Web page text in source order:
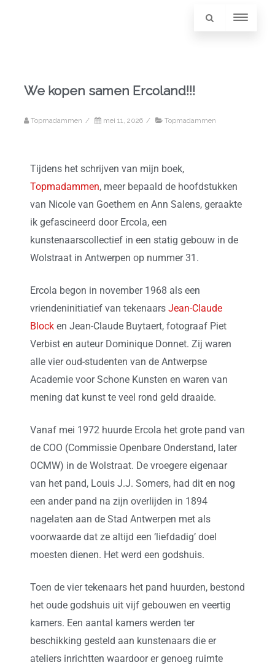
We kopen samen Ercoland!!!
Topmadammen / mei 11, 2026 / Topmadammen
Tijdens het schrijven van mijn boek,
Topmadammen, meer bepaald de hoofdstukken
van Nicole van Goethem en Ann Salens, geraakte
ik gefascineerd door Ercola, een
kunstenaarscollectief in een statig gebouw in de
Wolstraat in Antwerpen op nummer 31.
Ercola begon in november 1968 als een
vriendeninitiatief van tekenaars Jean-Claude
Block en Jean-Claude Buytaert, fotograaf Piet
Verbist en auteur Dominique Donnet. Zij waren
alle vier oud-studenten van de Antwerpse
Academie voor Schone Kunsten en waren van
mening dat kunst te veel rond geld draaide.
Vanaf mei 1972 huurde Ercola het grote pand van
de COO (Commissie Openbare Onderstand, later
OCMW) in de Wolstraat. De vroegere eigenaar
van het pand, Louis J.J. Somers, had dit en nog
een ander pand na zijn overlijden in 1894
nagelaten aan de Stad Antwerpen met als
voorwaarde dat ze altijd een ‘liefdadig’ doel
moesten dienen. Het werd een godshuis.
Toen de vier tekenaars het pand huurden, bestond
het oude godshuis uit vijf gebouwen en veertig
kamers. Een aantal kamers werden ter
beschikking gesteld aan kunstenaars die er
ateliers inrichtten waardoor er genoeg ruimte